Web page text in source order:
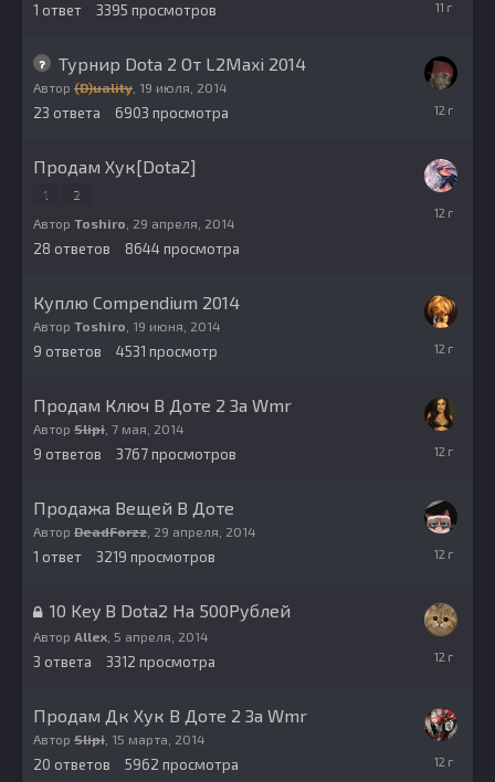
1 ответ 3395 просмотров
августа,
Турнир Dota 2 От L2Maxi 2014
Автор (D)uality 19 июля, 2014
23 ответа 6903 просмотра
июля,
Продам Хук[Dota2]
1 2
Автор Toshiro 29 апреля, 2014
28 ответов 8644 просмотра
июля,
Куплю Compendium 2014
Автор Toshiro 19 июня, 2014
9 ответов 4531 просмотр
июня,
Продам Ключ В Доте 2 За Wmr
Автор Slipi 7 мая, 2014
9 ответов 3767просмотров
мая,
Продажа Вещей В Доте
Автор DeadForzz 29 апреля, 2014
1 ответ 3219 просмотров
апреля,
10 Key В Dota2 На 500Рублей
Автор Allex 5 апреля, 2014
3 ответа 3312 просмотра
апреля,
Продам Дк Хук В Доте 2 За Wmr
Автор Slipi 15 марта, 2014
20 ответов 5962 просмотра
апреля,